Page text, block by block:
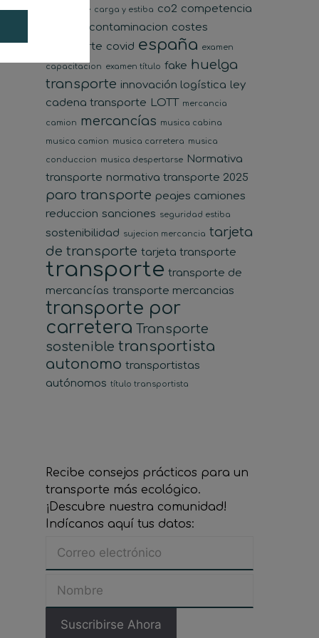
transporte carga y estiba co2 competencia
contaminacion costes
transporte covid españa examen
capacitacion examen título fake huelga
transporte innovación logística ley
cadena transporte LOTT mercancia
camion mercancías musica cabina
musica camion musica carretera musica
conduccion musica despertarse
Normativa
transporte normativa transporte 2025
paro transporte peajes camiones
reduccion sanciones seguridad estiba
sostenibilidad sujecion mercancia tarjeta
de transporte tarjeta transporte
transporte transporte de
mercancías transporte mercancias
transporte por
carretera Transporte
sostenible transportista
autonomo transportistas
autónomos título transportista
Recibe consejos prácticos para un
transporte más ecológico.
¡Descubre nuestra comunidad!
Indícanos aquí tus datos: